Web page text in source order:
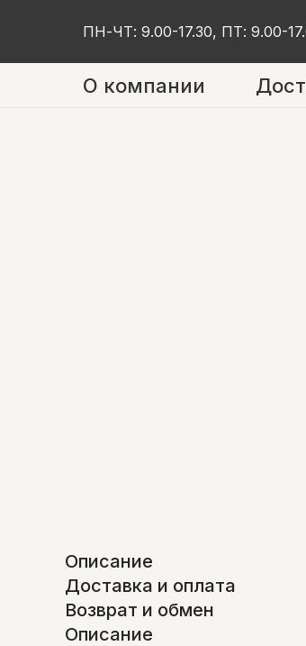
ПН-ЧТ: 9.00-17.30, ПТ: 9.00-
О компании
Описание
Доставка и оплата
Возврат и обмен
Описание